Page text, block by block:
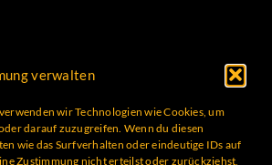
verwalten
wir Technologien wie Cookies, um
darauf zuzugreifen. Wenn du diesen
wie das Surfverhalten oder eindeutige IDs auf
Zustimmung nicht erteilst oder zurückziehst,